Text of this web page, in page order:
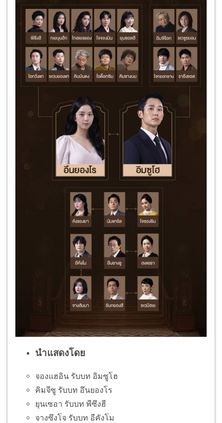
นำแสดงโดย
จองแฮอิน รับบท อิมซูโฮ
คิมจีซู รับบท อึนยองโร
ยุนเซอา รับบท พีซึงฮี
จางซึงโจ รับบท อีคังโม